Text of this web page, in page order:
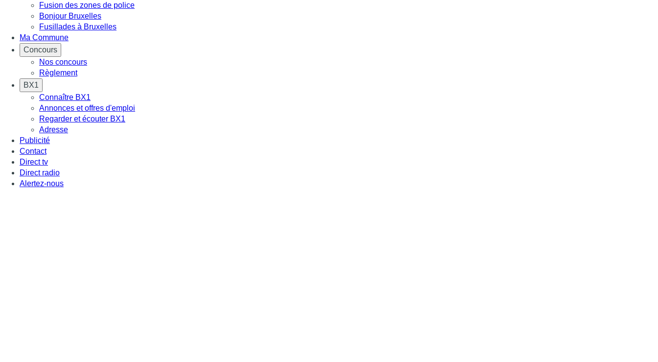
Fusion des zones de police
Bonjour Bruxelles
Fusillades à Bruxelles
Ma Commune
Concours
Nos concours
Règlement
BX1
Connaître BX1
Annonces et offres d'emploi
Regarder et écouter BX1
Adresse
Publicité
Contact
Direct tv
Direct radio
Alertez-nous